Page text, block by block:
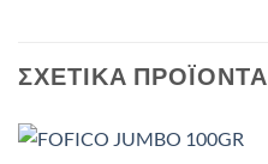
ΣΧΕΤΙΚΆ ΠΡΟΪΌΝΤΑ